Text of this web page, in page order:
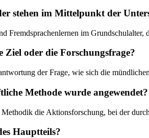
stehen im Mittelpunkt der
Fremdsprachenlernen im
Ziel oder die Forschungsfrage?
der Frage, wie sich die
Methode wurde angewendet?
die Aktionsforschung, bei der
Hauptteils?